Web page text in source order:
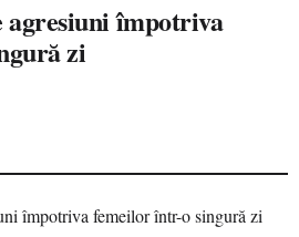
împotriva
zi